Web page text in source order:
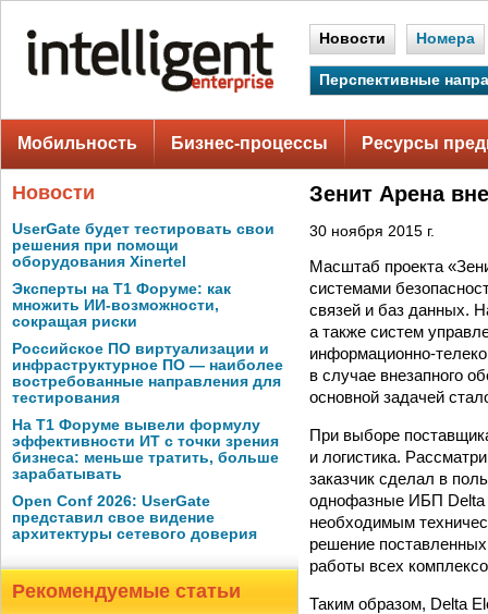
Новости Номера
Перспективные
Мобильность Бизнес-процессы Ресурсы
Новости
UserGate будет тестировать свои
решения при помощи
оборудования Xinertel
Эксперты на Т1 Форуме: как
множить ИИ-возможности,
сокращая риски
Российское ПО виртуализации и
инфраструктурное ПО — наиболее
востребованные направления для
тестирования
На Т1 Форуме вывели формулу
эффективности ИТ с точки зрения
бизнеса: меньше тратить, больше
зарабатывать
Open Conf 2026: UserGate
представил свое видение
архитектуры сетевого доверия
Рекомендуемые статьи
Зенит Арена
30 ноября 2015 г.
Масштаб проекта
системами
связей и баз данных.
а также систем
информационно-
в случае внезапного
основной задачей
При выборе
и логистика.
заказчик сделал в
однофазные ИБП Delta
необходимым
решение
работы всех
Таким образом, Delta